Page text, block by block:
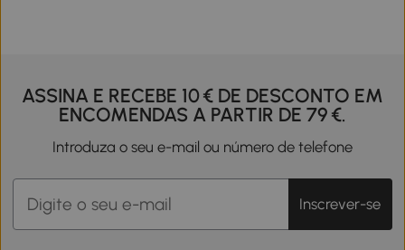
ASSINA E RECEBE 10 € DE DESCONTO EM
ENCOMENDAS A PARTIR DE 79 €.
Introduza o seu e-mail ou número de telefone
Inscrever-se